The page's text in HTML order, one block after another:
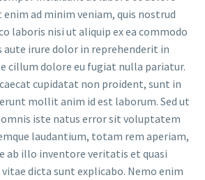
enim ad minim veniam, quis nostrud
laboris nisi ut aliquip ex ea commodo
aute irure dolor in reprehenderit in
cillum dolore eu fugiat nulla pariatur.
cupidatat non proident, sunt in
mollit anim id est laborum. Sed ut
iste natus error sit voluptatem
laudantium, totam rem aperiam,
ab illo inventore veritatis et quasi
dicta sunt explicabo. Nemo enim